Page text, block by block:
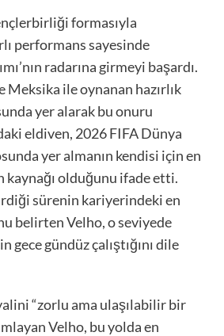
formasıyla
performans sayesinde
radarına girmeyi başardı.
Meksika ile oynanan hazırlık
yer alarak bu onuru
eldiven, 2026 FIFA Dünya
yer almanın kendisi için en
kaynağı olduğunu ifade etti.
sürenin kariyerindeki en
belirten Velho, o seviyede
gece gündüz çalıştığını dile
“zorlu ama ulaşılabilir bir
Velho, bu yolda en